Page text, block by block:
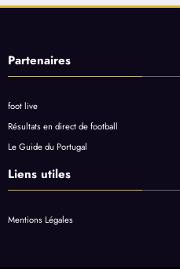
Partenaires
foot live
Résultats en direct de football
Le Guide du Portugal
Liens utiles
Mentions Légales